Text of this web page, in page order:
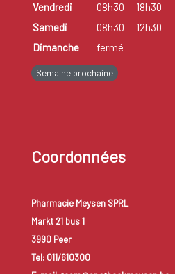
Vendredi
08h30
18h30
Samedi
08h30
12h30
Dimanche
fermé
Semaine prochaine
Coordonnées
Pharmacie Meysen SPRL
Markt 21 bus 1
3990 Peer
Tel: 011/610300